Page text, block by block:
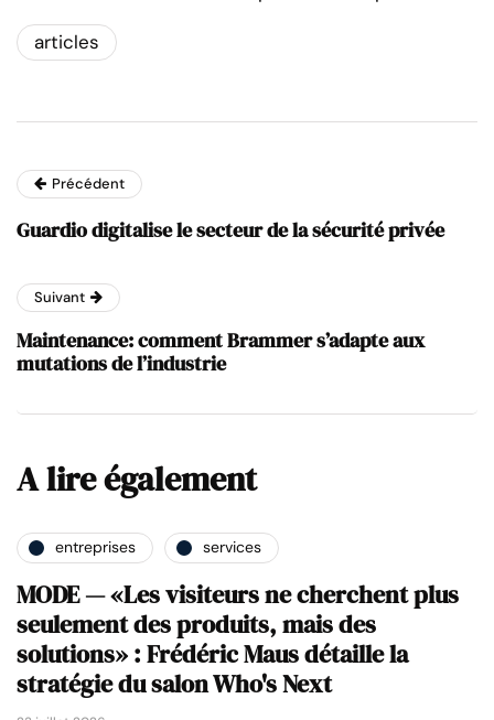
articles
Précédent
Guardio digitalise le secteur de la sécurité privée
Suivant
Maintenance: comment Brammer s’adapte aux
mutations de l’industrie
A lire également
entreprises services
MODE — «Les visiteurs ne cherchent plus
seulement des produits, mais des
solutions» : Frédéric Maus détaille la
stratégie du salon Who's Next